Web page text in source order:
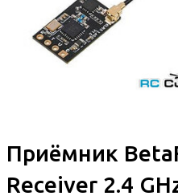
Приёмник
Receiver 2.4